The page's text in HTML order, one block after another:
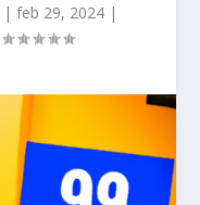
| feb 29, 2024 |